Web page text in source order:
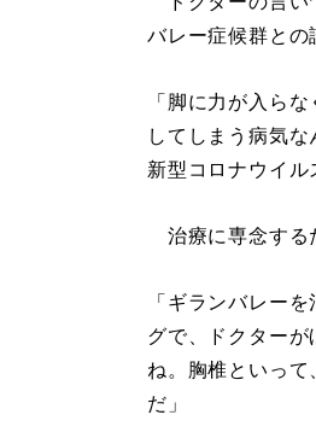
バレー症候群との
「脚に力が入ら
してしまう病気
新型コロナウイル
治療に専念する
「ギランバレー
グで、ドクターが
ね。胸椎といって
だ」